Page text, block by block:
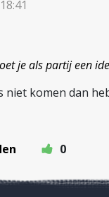
je als partij een
niet komen dan
0